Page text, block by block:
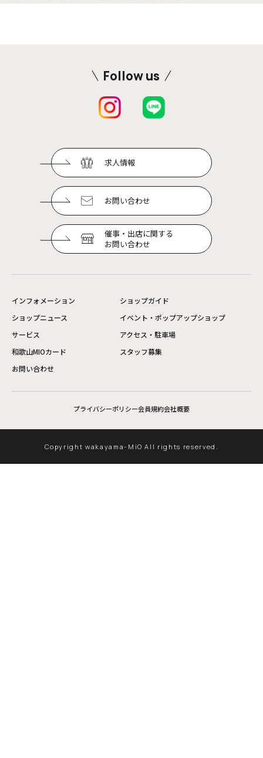
Follow us
求人情報
お問い合わせ
催事・出店に関する
お問い合わせ
インフォメーション
ショップガイド
ショップニュース
イベント・ポップアップショップ
サービス
アクセス・駐車場
和歌山MIOカード
スタッフ募集
お問い合わせ
プライバシーポリシー会員規約会社概要
Copyright wakayama-MiO All rights reserved.